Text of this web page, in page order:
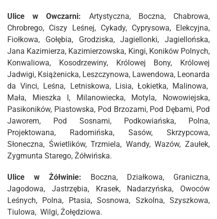
Ulice w Owczarni: Artystyczna, Boczna, Chabrowa,
Chrobrego, Ciszy Leśnej, Cykady, Cyprysowa, Elekcyjna,
Fiołkowa, Gołębia, Grodziska, Jagiellonki, Jagiellońska,
Jana Kazimierza, Kazimierzowska, Kingi, Koników Polnych,
Konwaliowa, Kosodrzewiny, Królowej Bony, Królowej
Jadwigi, Książenicka, Leszczynowa, Lawendowa, Leonarda
da Vinci, Leśna, Letniskowa, Lisia, Łokietka, Malinowa,
Mała, Mieszka I, Milanowiecka, Motyla, Nowowiejska,
Pasikoników, Piastowska, Pod Brzozami, Pod Dębami, Pod
Jaworem, Pod Sosnami, Podkowiańska, Polna,
Projektowana, Radomińska, Sasów, Skrzypcowa,
Słoneczna, Świetlików, Trzmiela, Wandy, Wazów, Zaułek,
Zygmunta Starego, Żółwińska.
Ulice w Żółwinie: Boczna, Działkowa, Graniczna,
Jagodowa, Jastrzębia, Krasek, Nadarzyńska, Owoców
Leśnych, Polna, Ptasia, Sosnowa, Szkolna, Szyszkowa,
Tiulowa, Wilgi, Żołędziowa.